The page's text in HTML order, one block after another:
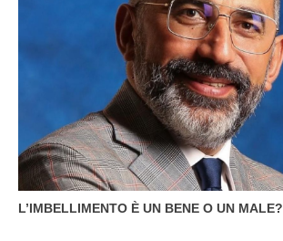
L’IMBELLIMENTO È UN BENE O UN MALE?